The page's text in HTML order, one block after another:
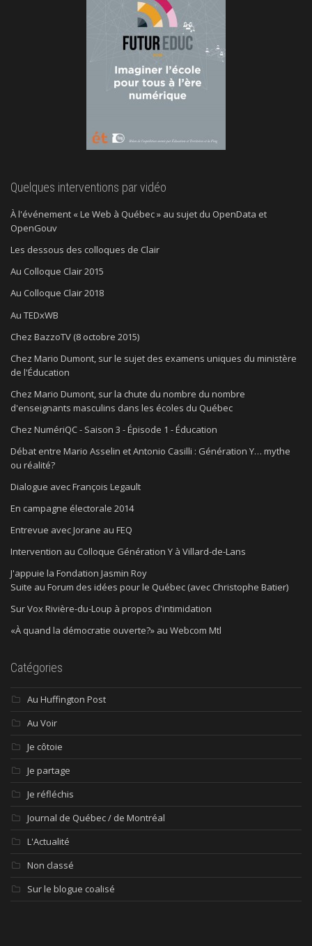
Quelques interventions par vidéo
À l'événement « Le Web à Québec » au sujet du OpenData et
OpenGouv
Les dessous des colloques de Clair
Au Colloque Clair 2015
Au Colloque Clair 2018
Au TEDxWB
Chez BazzoTV (8 octobre 2015)
Chez Mario Dumont, sur le sujet des examens uniques du ministère
de l'Éducation
Chez Mario Dumont, sur la chute du nombre du nombre
d'enseignants masculins dans les écoles du Québec
Chez NumériQC - Saison 3 - Épisode 1 - Éducation
Débat entre Mario Asselin et Antonio Casilli : Génération Y… mythe
ou réalité?
Dialogue avec François Legault
En campagne électorale 2014
Entrevue avec Jorane au FEQ
Intervention au Colloque Génération Y à Villard-de-Lans
J'appuie la Fondation Jasmin Roy
Suite au Forum des idées pour le Québec (avec Christophe Batier)
Sur Vox Rivière-du-Loup à propos d'intimidation
«À quand la démocratie ouverte?» au Webcom Mtl
Catégories
Au Huffington Post
Au Voir
Je côtoie
Je partage
Je réfléchis
Journal de Québec / de Montréal
L'Actualité
Non classé
Sur le blogue coalisé